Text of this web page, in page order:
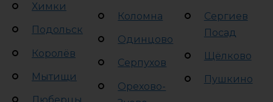
Химки
Подольск
Королёв
Мытищи
Коломна
Одинцово
Серпухов
Орехово-
Сергиев
Посад
Щёлково
Пушкино